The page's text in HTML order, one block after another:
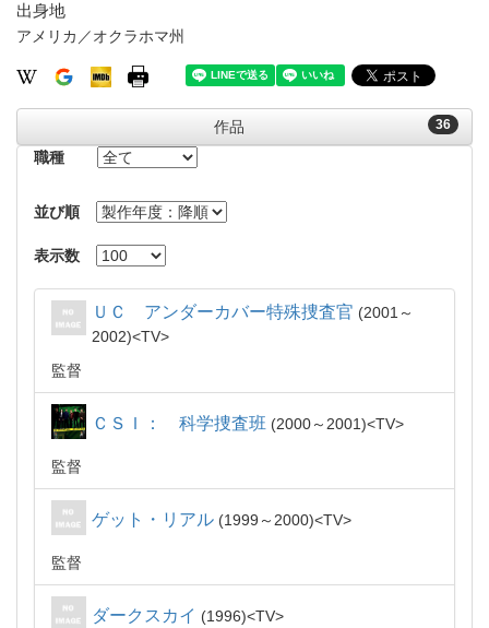
出身地
アメリカ／オクラホマ州
36
作品
職種
並び順
表示数
ＵＣ アンダーカバー特殊捜査官
2001～
2002
TV
監督
ＣＳＩ： 科学捜査班 2000～2001 TV
監督
ゲット・リアル 1999～2000 TV
監督
ダークスカイ 1996 TV